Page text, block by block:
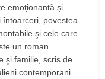
emoţionantă şi
întoarceri, povestea
şi cele care
un roman
şi familie, scris de
contemporani.